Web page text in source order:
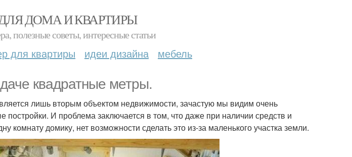
ДОМА И КВАРТИРЫ
полезные советы, интересные статьи
для квартиры идеи дизайна мебель
квадратные метры.
лишь вторым объектом недвижимости, зачастую мы видим очень
постройки. И проблема заключается в том, что даже при наличии средств и
комнату домику, нет возможности сделать это из-за маленького участка земли.